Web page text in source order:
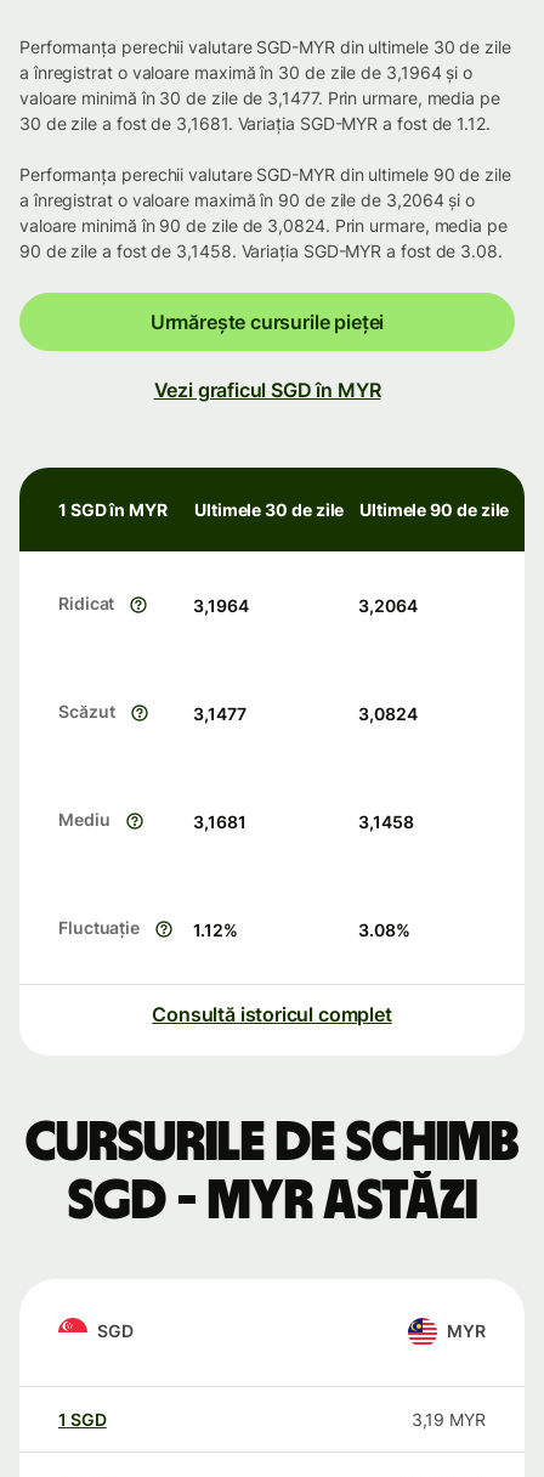
Performanța perechii valutare SGD-MYR din ultimele 30 de zile
a înregistrat o valoare maximă în 30 de zile de 3,1964 și o
valoare minimă în 30 de zile de 3,1477. Prin urmare, media pe
30 de zile a fost de 3,1681. Variația SGD-MYR a fost de 1.12.
Performanța perechii valutare SGD-MYR din ultimele 90 de zile
a înregistrat o valoare maximă în 90 de zile de 3,2064 și o
valoare minimă în 90 de zile de 3,0824. Prin urmare, media pe
90 de zile a fost de 3,1458. Variația SGD-MYR a fost de 3.08.
Urmărește cursurile pieței
Vezi graficul SGD în MYR
1 SGD în MYR Ultimele 30 de zile Ultimele 90 de zile
Ridicat 3,1964 3,2064
Scăzut 3,1477 3,0824
Mediu 3,1681 3,1458
Fluctuație 1.12% 3.08%
Consultă istoricul complet
Cursurile de schimb
SGD - MYR astăzi
SGD MYR
1 SGD 3,19 MYR